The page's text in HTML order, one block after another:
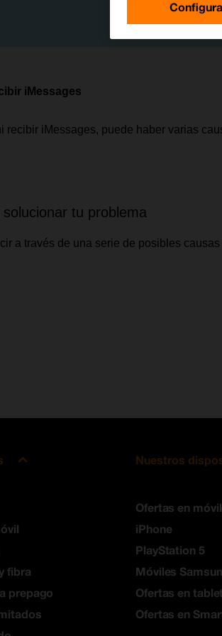
iMessages
recibir iMessages, puede haber varias
tu problema
a través de una serie de posibles
fibra
prepago
Nuestros
Ofertas en
iPhone
PlayStation 5
Móviles
Ofertas en
Ofertas en